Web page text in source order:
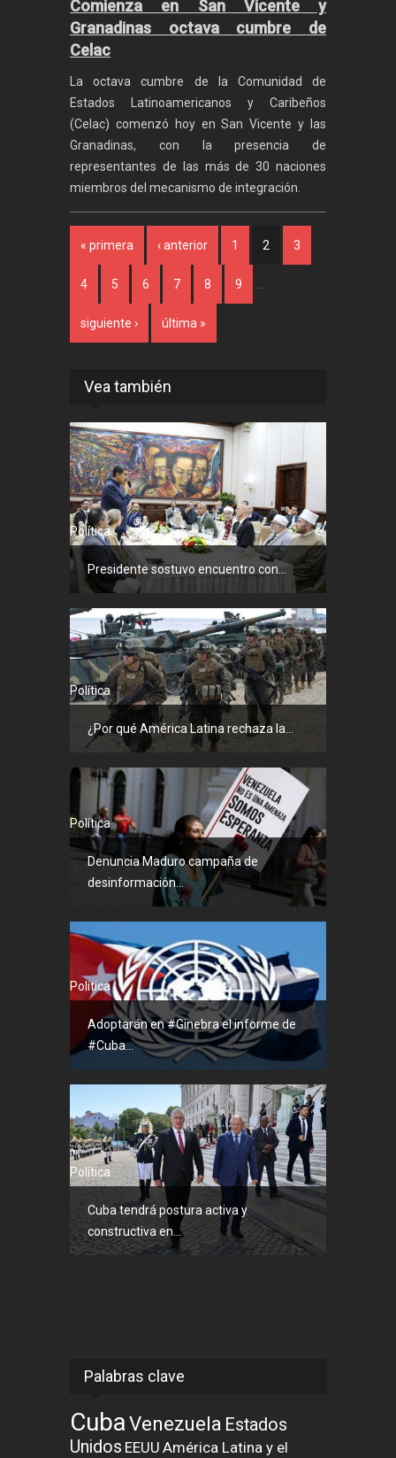
Comienza en San Vicente y
Granadinas octava cumbre de
Celac
La octava cumbre de la Comunidad de
Estados Latinoamericanos y Caribeños
(Celac) comenzó hoy en San Vicente y las
Granadinas, con la presencia de
representantes de las más de 30 naciones
miembros del mecanismo de integración.
Páginas
« primera ‹ anterior 1 2 3
4 5 6 7 8 9
siguiente › última »
Vea también
Política
Presidente sostuvo encuentro con...
Política
¿Por qué América Latina rechaza la...
Política
Denuncia Maduro campaña de
desinformación...
Política
Adoptarán en #Ginebra el informe de
#Cuba...
Política
Cuba tendrá postura activa y
constructiva en...
Palabras clave
CubaVenezuela Estados
Unidos EEUU América Latina y el